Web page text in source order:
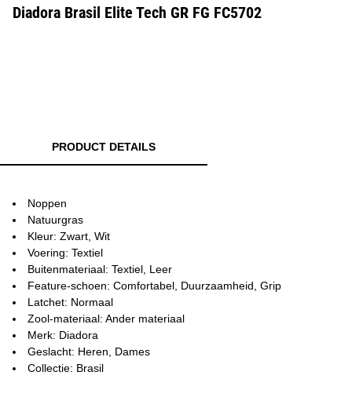
Diadora Brasil Elite Tech GR FG FC5702
PRODUCT DETAILS
Noppen
Natuurgras
Kleur: Zwart, Wit
Voering: Textiel
Buitenmateriaal: Textiel, Leer
Feature-schoen: Comfortabel, Duurzaamheid, Grip
Latchet: Normaal
Zool-materiaal: Ander materiaal
Merk: Diadora
Geslacht: Heren, Dames
Collectie: Brasil